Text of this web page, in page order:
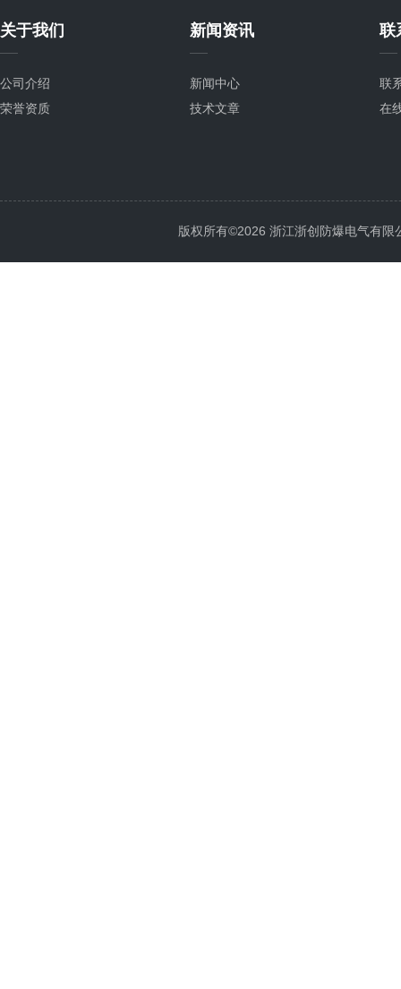
关于我们
公司介绍
荣誉资质
新闻资讯
新闻中心
技术文章
联
联
在
版权所有©2026 浙江浙创防爆电气有